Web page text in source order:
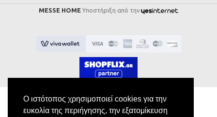
Ο ιστότοπος χρησιμοποιεί cookies για την
ευκολία της περιήγησης, την εξατομίκευση
MESSE HOME Υποστήριξη από την